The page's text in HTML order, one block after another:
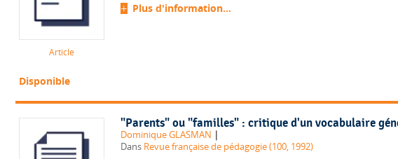
Article
Plus d'information...
Disponible
"Parents" ou "familles" : critique d'un vocabulaire
Dominique GLASMAN |
Dans Revue française de pédagogie (100, 1992)